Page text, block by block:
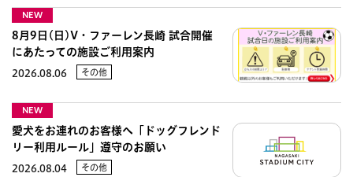
NEW
8月9日(日)V・ファーレン長崎 試合開催
にあたっての施設ご利用案内
2026.08.06 その他
NEW
愛犬をお連れのお客様へ「ドッグフレンド
リー利用ルール」遵守のお願い
2026.08.04 その他